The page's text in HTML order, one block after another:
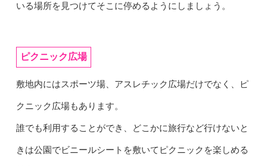
いる場所を見つけてそこに停めるようにしましょう。
ピクニック広場
敷地内にはスポーツ場、アスレチック広場だけでなく、ピ
クニック広場もあります。
誰でも利用することができ、どこかに旅行など行けないと
きは公園でビニールシートを敷いてピクニックを楽しめる